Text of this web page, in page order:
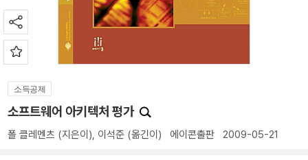
소득공제
소프트웨어 아키텍처 평가
폴 클레멘츠 (지은이), 이석준 (옮긴이) 에이콘출판 2009-05-21